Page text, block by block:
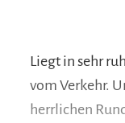
Liegt in sehr
vom Verkehr.
herrlichen